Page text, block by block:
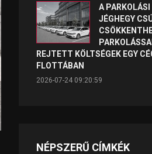
A
JÉGHEGY
REJTETT KÖLTSÉGEK EGY
FLOTTÁBAN
2026-07-24 09:20:59
NÉPSZERŰ CÍMKÉK